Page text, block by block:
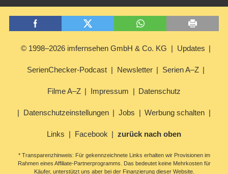
© 1998–2026 imfernsehen GmbH & Co. KG Updates
SerienChecker-Podcast Newsletter Serien A–Z
Filme A–Z Impressum Datenschutz
Datenschutzeinstellungen Jobs Werbung schalten
Links Facebook zurück nach oben
* Transparenzhinweis: Für gekennzeichnete Links erhalten wir Provisionen im
Rahmen eines Affiliate-Partnerprogramms. Das bedeutet keine Mehrkosten für
Käufer, unterstützt uns aber bei der Finanzierung dieser Website.